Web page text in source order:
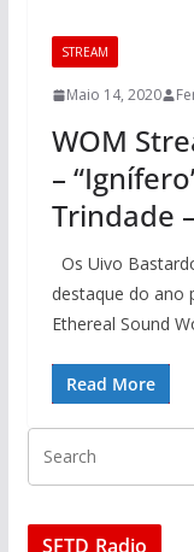
STREAM
Maio 14, 2020
WOM
–
Trindade
Os Uivo
destaque do ano
Ethereal Sound
Read More
SFTD Radio